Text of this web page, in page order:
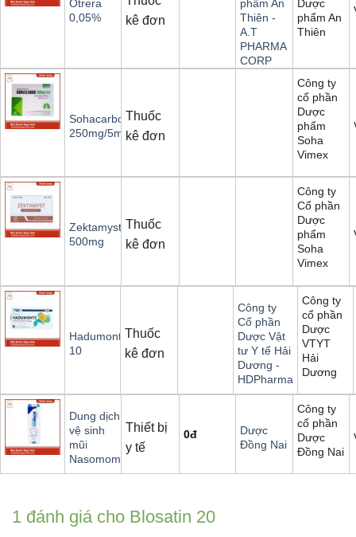
Otrera
0,05%
kê đơn
phẩm An
Thiên -
A.T
PHARMA
CORP
Dược
phẩm An
Thiên
Sohacarbo
250mg/5ml
Thuốc
kê đơn
Công ty
cổ phần
Dược
phẩm
Soha
Vimex
Zektamyst
500mg
Thuốc
kê đơn
Công ty
Cổ phần
Dược
phẩm
Soha
Vimex
Hadumonte
10
Thuốc
kê đơn
Công ty
Cổ phần
Dược Vật
tư Y tế Hải
Dương -
HDPharma
Công ty
cổ phần
Dược
VTYT
Hải
Dương
Dung dịch
vệ sinh
mũi
Nasomom
Thiết bị
y tế
0đ
Dược
Đồng Nai
Công ty
cổ phần
Dược
Đồng Nai
1 đánh giá cho Blosatin 20